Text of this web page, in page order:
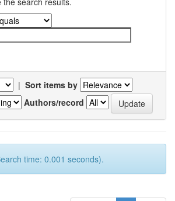
| Sort items by
Authors/record
time: 0.001 seconds).